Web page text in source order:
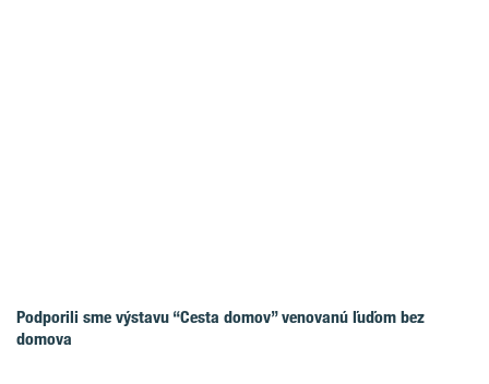
Podporili sme výstavu “Cesta domov” venovanú ľuďom bez
domova